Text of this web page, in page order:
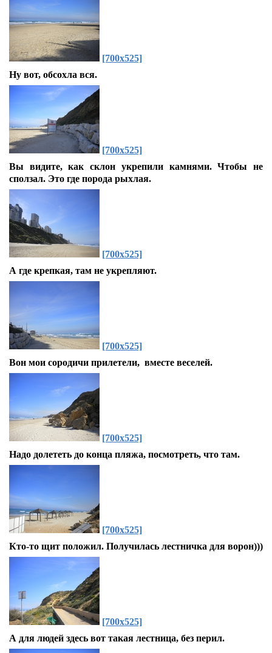
[700x525]
Ну вот, обсохла вся.
[700x525]
Вы видите, как склон укрепили камнями. Чтобы не
сползал. Это где порода рыхлая.
[700x525]
А где крепкая, там не укрепляют.
[700x525]
Вон мои сородичи прилетели, вместе веселей.
[700x525]
Надо долететь до конца пляжа, посмотреть, что там.
[700x525]
Кто-то щит положил. Получилась лестничка для ворон)))
[700x525]
А для людей здесь вот такая лестница, без перил.